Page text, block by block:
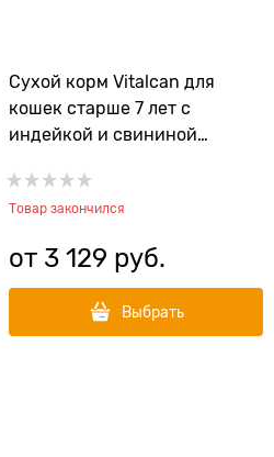
Сухой корм Vitalcan для
кошек старше 7 лет с
индейкой и свининой
Товар закончился
от 3 129 руб.
Выбрать